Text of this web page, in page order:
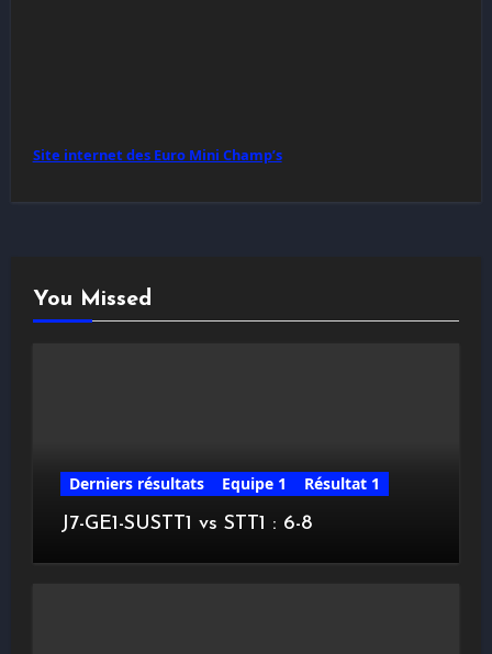
Site internet des Euro Mini Champ’s
You Missed
Derniers résultats Equipe 1
Résultat 1
J7-GE1-SUSTT1 vs STT1 : 6-8